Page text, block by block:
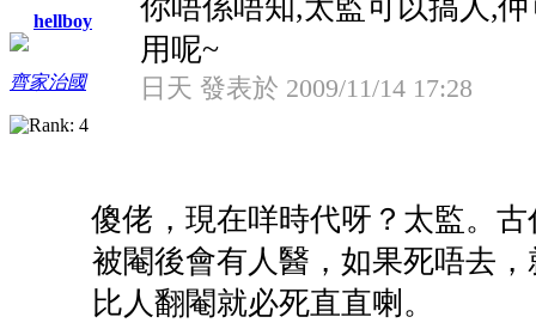
hellboy
齊家治國
用呢~
日天 發表於 2009/11/14 17:28
傻佬，現在咩時代呀？太監。
被閹後會有人醫，如果死唔去
比人翻閹就必死直直喇。